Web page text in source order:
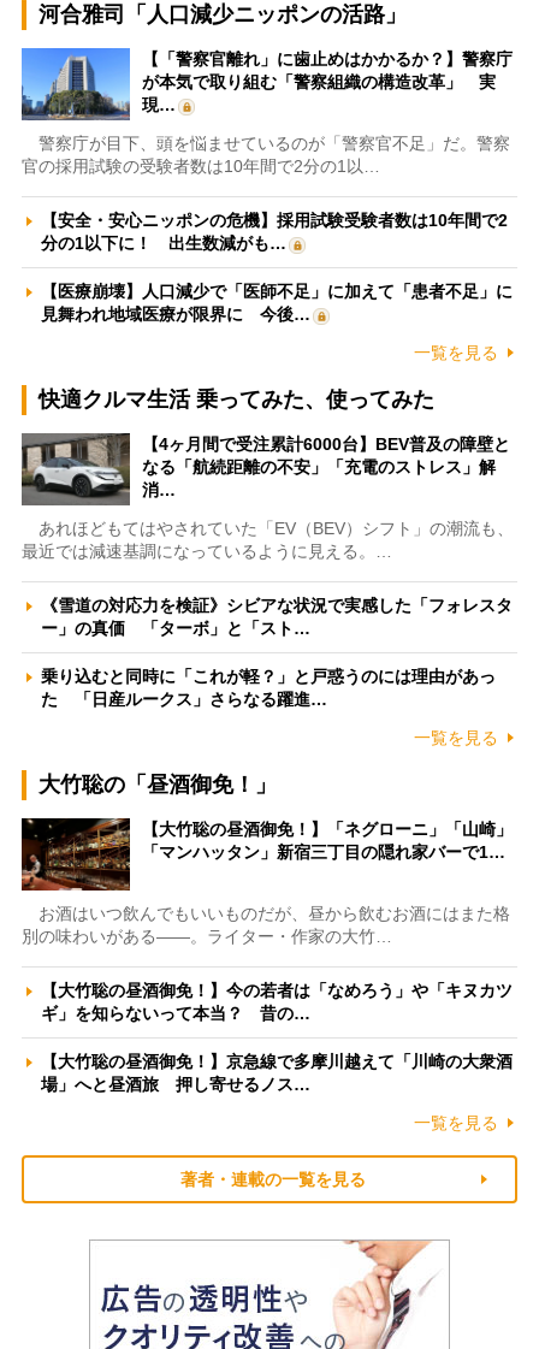
河合雅司「人口減少ニッポンの活路」
【「警察官離れ」に歯止めはかかるか？】警察庁
が本気で取り組む「警察組織の構造改革」 実
現…
警察庁が目下、頭を悩ませているのが「警察官不足」だ。警察
官の採用試験の受験者数は10年間で2分の1以…
【安全・安心ニッポンの危機】採用試験受験者数は10年間で2
分の1以下に！ 出生数減がも…
【医療崩壊】人口減少で「医師不足」に加えて「患者不足」に
見舞われ地域医療が限界に 今後…
一覧を見る
快適クルマ生活 乗ってみた、使ってみた
【4ヶ月間で受注累計6000台】BEV普及の障壁と
なる「航続距離の不安」「充電のストレス」解
消…
あれほどもてはやされていた「EV（BEV）シフト」の潮流も、
最近では減速基調になっているように見える。…
《雪道の対応力を検証》シビアな状況で実感した「フォレスタ
ー」の真価 「ターボ」と「スト…
乗り込むと同時に「これが軽？」と戸惑うのには理由があっ
た 「日産ルークス」さらなる躍進…
一覧を見る
大竹聡の「昼酒御免！」
【大竹聡の昼酒御免！】「ネグローニ」「山崎」
「マンハッタン」新宿三丁目の隠れ家バーで1…
お酒はいつ飲んでもいいものだが、昼から飲むお酒にはまた格
別の味わいがある――。ライター・作家の大竹…
【大竹聡の昼酒御免！】今の若者は「なめろう」や「キヌカツ
ギ」を知らないって本当？ 昔の…
【大竹聡の昼酒御免！】京急線で多摩川越えて「川崎の大衆酒
場」へと昼酒旅 押し寄せるノス…
一覧を見る
著者・連載の一覧を見る